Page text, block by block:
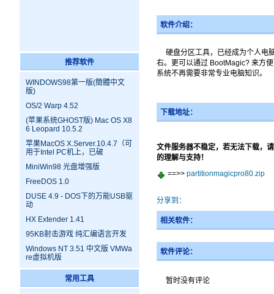
推荐软件
WINDOWS98第一版(簡體中文
版)
OS/2 Warp 4.52
(苹果系统GHOST版) Mac OS X8
6 Leopard 10.5.2
苹果MacOS X.Server.10.4.7（可
用于Intel PC机上，已破
MiniWin98 光盘增强版
FreeDOS 1.0
DUSE 4.9 - DOS下的万能USB驱
动
HX Extender 1.41
95KB射击游戏 纯汇编语言开发
Windows NT 3.51 中文版 VMWa
re虚拟机版
常用工具
软件介绍：
硬盘分区工具，已经成为个人电
右。更可以通过 BootMagic? 来方
系统不再需要非常专业电脑知识。
下载地址：
文件服务器不稳定，若无法下载，
的理解与支持！
==>> partitionmagicpro80.zip
分享到：
相关软件：
软件评论：
暂时没有评论